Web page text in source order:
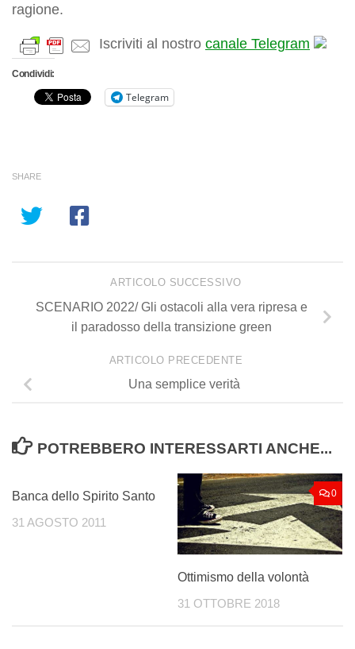
ragione.
Iscriviti al nostro canale Telegram
Condividi:
Telegram
SHARE
ARTICOLO SUCCESSIVO
SCENARIO 2022/ Gli ostacoli alla vera ripresa e
il paradosso della transizione green
ARTICOLO PRECEDENTE
Una semplice verità
POTREBBERO INTERESSARTI ANCHE...
Banca dello Spirito Santo
31 AGOSTO 2011
0
Ottimismo della volontà
31 OTTOBRE 2018